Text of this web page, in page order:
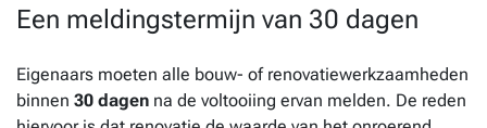
Een meldingstermijn van 30 dagen
Eigenaars moeten alle bouw- of renovatiewerkzaamheden
binnen 30 dagen na de voltooiing ervan melden. De reden